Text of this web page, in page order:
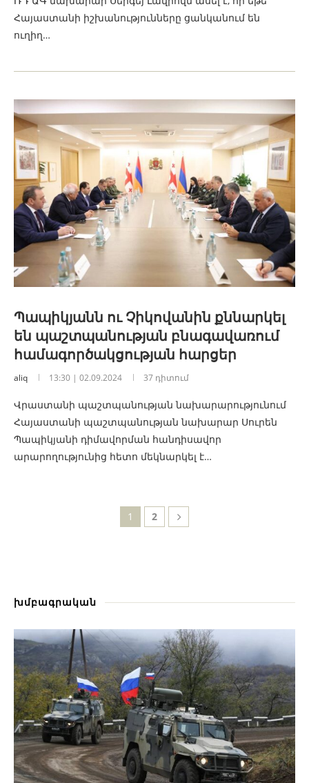
Հայաստանի իշխանությունները ցանկանում են
ուղիղ…
Պապիկյանն ու Չիկովանին քննարկել
են պաշտպանության բնագավառում
համագործակցության հարցեր
aliq 13:30 | 02.09.2024 37 դիտում
Վրաստանի պաշտպանության նախարարությունում
Հայաստանի պաշտպանության նախարար Սուրեն
Պապիկյանի դիմավորման հանդիսավոր
արարողությունից հետո մեկնարկել է…
1 2
խմբագրական